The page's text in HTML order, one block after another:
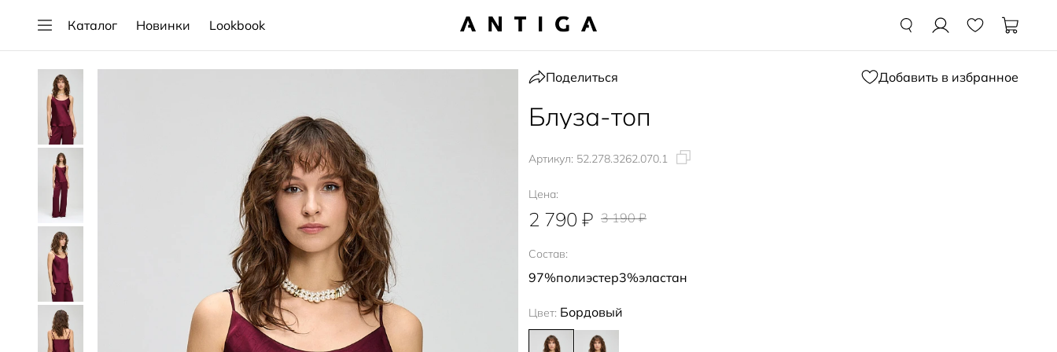
Каталог Новинки Lookbook
Поделиться Добавить в избранное
Блуза-топ
Артикул: 52.278.3262.070.1
Цена:
2 790 ₽ 3 190 ₽
Состав:
97%полиэстер3%эластан
Цвет: Бордовый